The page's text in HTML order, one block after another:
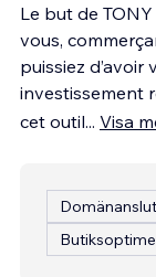
Le but de
vous,
puissiez
investissement
cet outil... Visa